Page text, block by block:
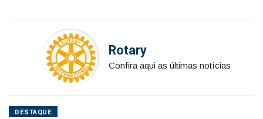
Rotary
Confira aqui as últimas notícias
DESTAQUE